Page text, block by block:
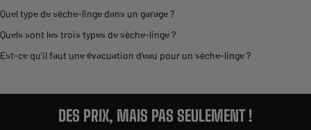
Quel type de sèche-linge dans un garage ?
Quels sont les trois types de sèche-linge ?
Est-ce qu'il faut une évacuation d'eau pour un sèche-linge ?
DES PRIX, MAIS PAS SEULEMENT !